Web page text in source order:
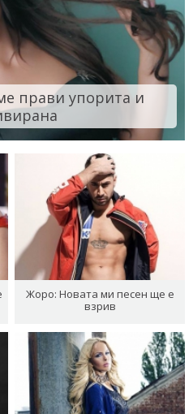
прави упорита и
Жоро: Новата ми песен ще е
взрив